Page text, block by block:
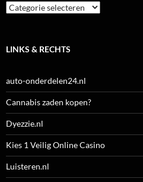
Categorieën
LINKS & RECHTS
auto-onderdelen24.nl
Cannabis zaden kopen?
Dyezzie.nl
Kies 1 Veilig Online Casino
Luisteren.nl